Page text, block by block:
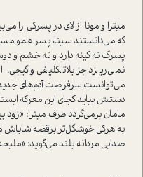
میترا و مونا از لای در پسرکی را
که می‌دانستند سینا، پسر عمو
پسرک نه کینه دارد و نه خشم و
نمی‌ریزد جز بلاتکلیفی و
می‌توانست سرفرصت آدم‌های
دستش بیاید کجای این معرکه
مامان برمی‌گردد طرف میترا: «زود
به هرکی خوشگل‌تر برقصه شاباش
صدایی مردانه بلند می‌گوید: